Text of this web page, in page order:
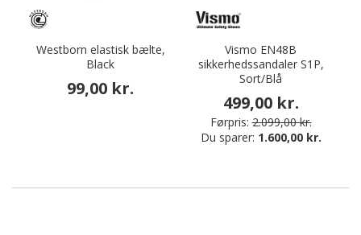
Westborn elastisk bælte,
Black
99,00 kr.
Vismo EN48B
sikkerhedssandaler S1P,
Sort/Blå
499,00 kr.
Førpris: 2.099,00 kr.
Du sparer: 1.600,00 kr.